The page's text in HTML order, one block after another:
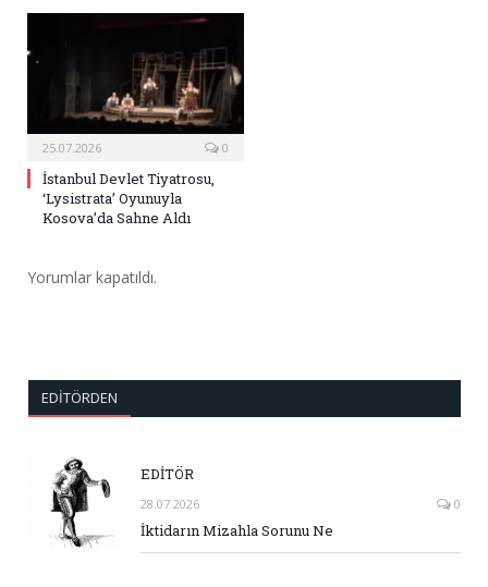
25.07.2026 0
İstanbul Devlet Tiyatrosu,
‘Lysistrata’ Oyunuyla
Kosova’da Sahne Aldı
Yorumlar kapatıldı.
EDITÖRDEN
EDİTÖR
28.07.2026 0
İktidarın Mizahla Sorunu Ne